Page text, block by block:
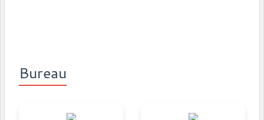
Bureau